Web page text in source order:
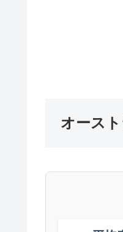
オース